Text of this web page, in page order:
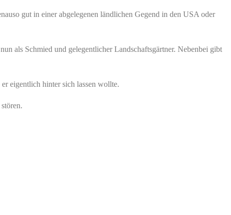
gut in einer abgelegenen ländlichen Gegend in den USA oder
als Schmied und gelegentlicher Landschaftsgärtner. Nebenbei gibt
eigentlich hinter sich lassen wollte.